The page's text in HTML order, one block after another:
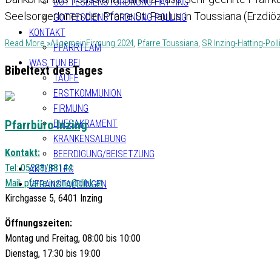
GOTTESDIENSTORDNUNG POLLING
KONTAKT
PFARRTEAM
WAS TUN BEI
TAUFE
ERSTKOMMUNION
FIRMUNG
EHESAKRAMENT
KRANKENSALBUNG
BEERDIGUNG/BEISETZUNG
AKTUELLES
VERANSTALTUNGEN
SeelsorgerInnen der Pfarre St. Paulus in Toussiana
Read More »AllgemeinFirmung 2024, Pfarre Toussiana, SR Inzing-Hatting-
Bibeltext des Tages
Pfarrbüro Inzing
Kontakt:
Tel: 05238/88144
Mail: pfarre.inzing@dibk.at
Kirchgasse 5, 6401 Inzing
Öffnungszeiten:
Montag und Freitag, 08:00 bis 10:00
Dienstag, 17:30 bis 19:00